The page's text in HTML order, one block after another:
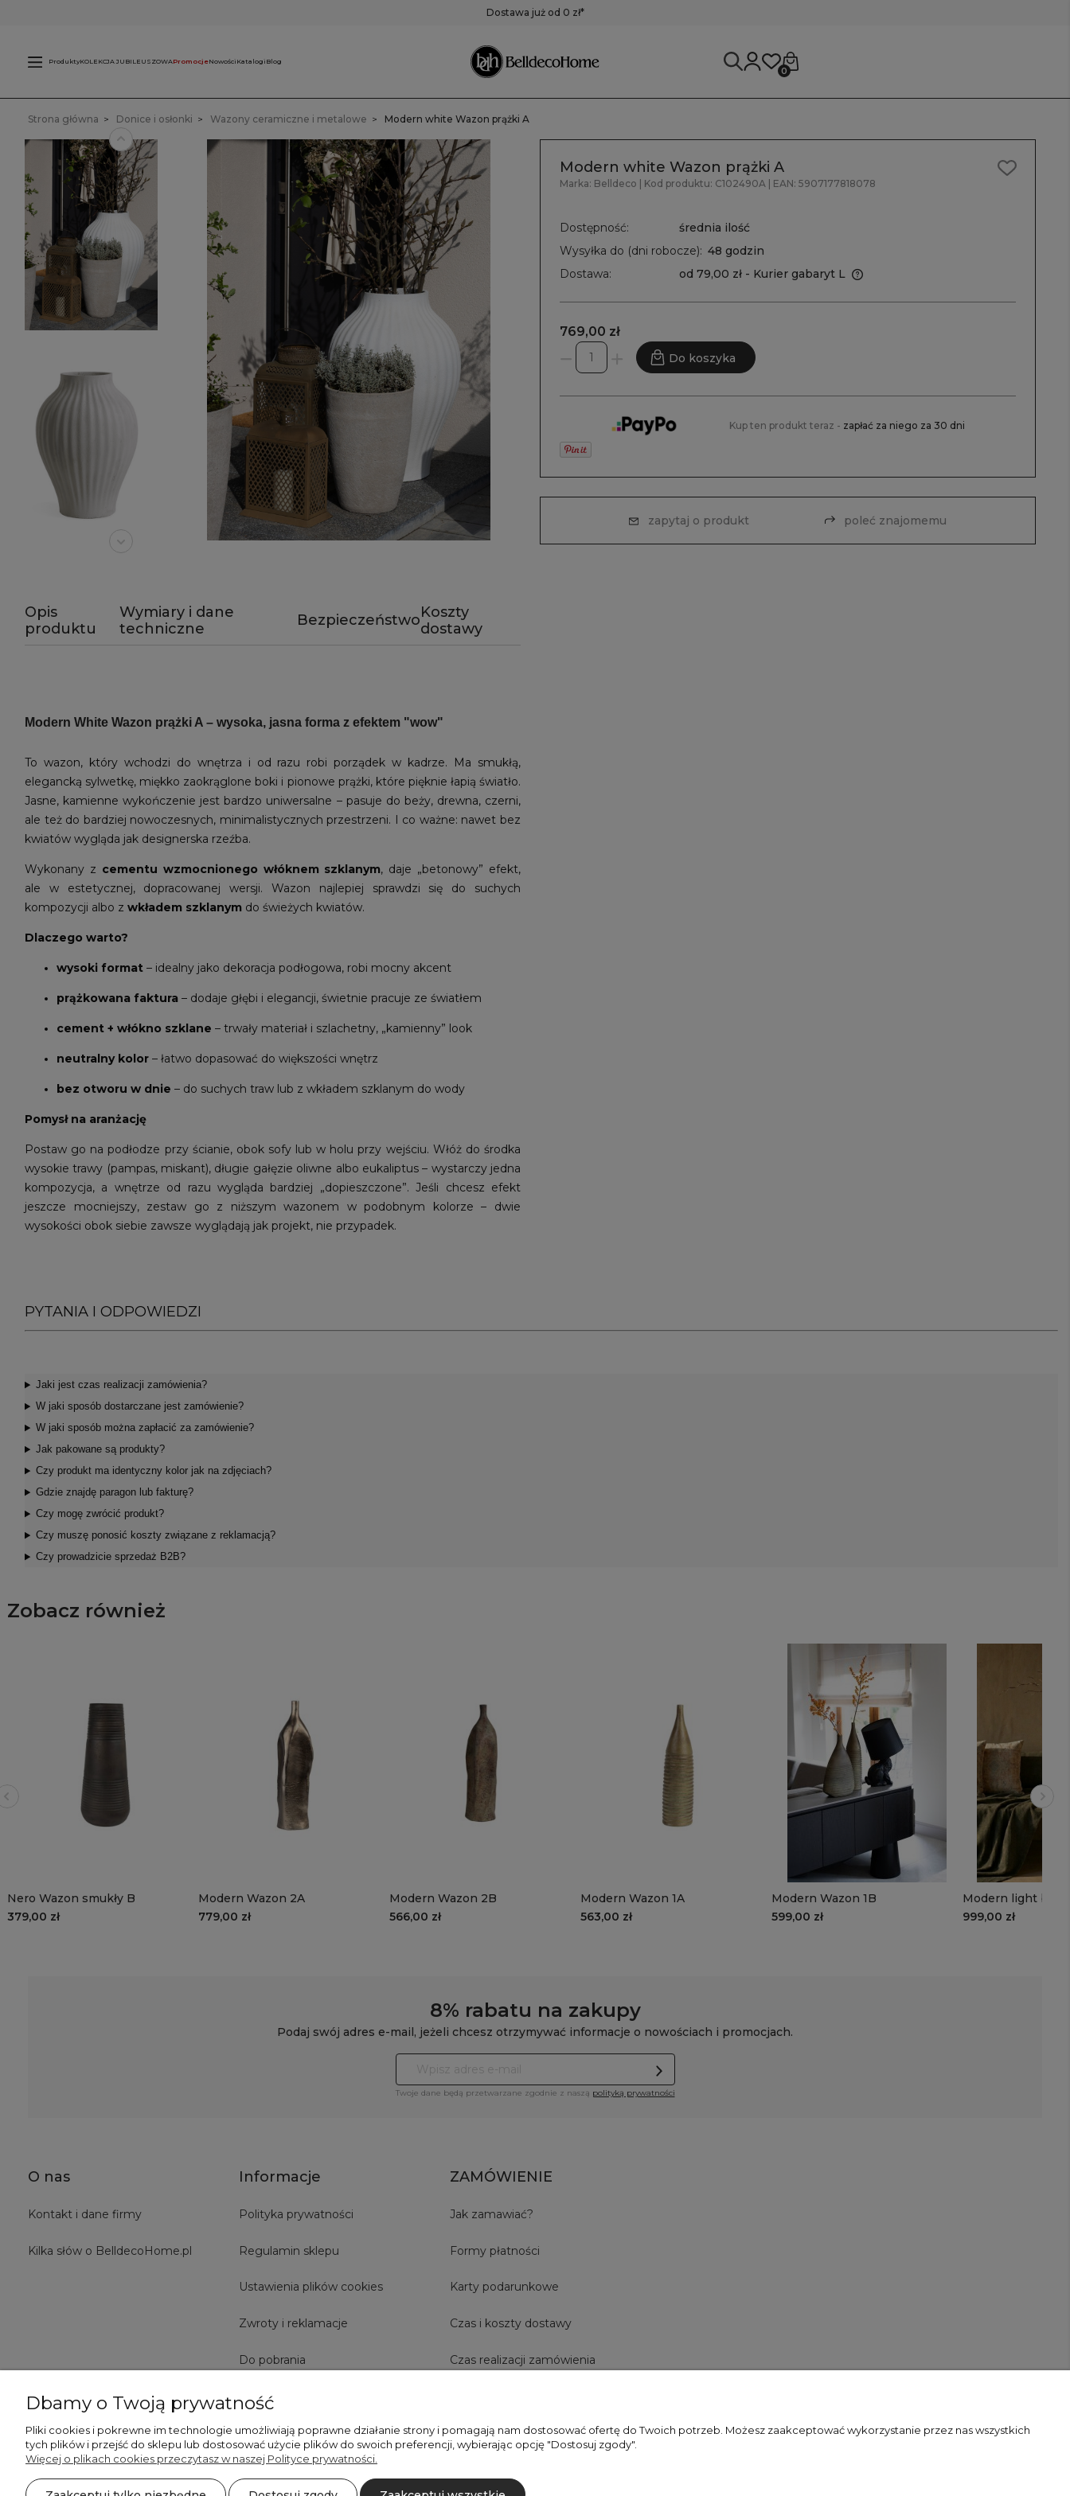
Dostawa już od 0 zł*
ProduktyKOLEKCJA JUBILEUSZOWA PromocjeNowości Katalogi Blog
0
pudełka, koszyki
Strona główna Donice i osłonki Wazony ceramiczne i metalowe Modern white Wazon prążki A
Opis
produktu
Wymiary i dane
techniczne
BezpieczeństwoKoszty
dostawy
Modern White Wazon prążki A – wysoka, jasna forma z efektem "wow"
To wazon, który wchodzi do wnętrza i od razu robi porządek w kadrze. Ma smukłą,
elegancką sylwetkę, miękko zaokrąglone boki i pionowe prążki, które pięknie łapią światło.
Jasne, kamienne wykończenie jest bardzo uniwersalne – pasuje do beży, drewna, czerni,
ale też do bardziej nowoczesnych, minimalistycznych przestrzeni. I co ważne: nawet bez
kwiatów wygląda jak designerska rzeźba.
Wykonany z cementu wzmocnionego włóknem szklanym, daje „betonowy” efekt,
ale w estetycznej, dopracowanej wersji. Wazon najlepiej sprawdzi się do suchych
kompozycji albo z wkładem szklanym do świeżych kwiatów.
Dlaczego warto?
wysoki format – idealny jako dekoracja podłogowa, robi mocny akcent
prążkowana faktura – dodaje głębi i elegancji, świetnie pracuje ze światłem
cement + włókno szklane – trwały materiał i szlachetny, „kamienny” look
neutralny kolor – łatwo dopasować do większości wnętrz
bez otworu w dnie – do suchych traw lub z wkładem szklanym do wody
Pomysł na aranżację
Postaw go na podłodze przy ścianie, obok sofy lub w holu przy wejściu. Włóż do środka
wysokie trawy (pampas, miskant), długie gałęzie oliwne albo eukaliptus – wystarczy jedna
kompozycja, a wnętrze od razu wygląda bardziej „dopieszczone”. Jeśli chcesz efekt
jeszcze mocniejszy, zestaw go z niższym wazonem w podobnym kolorze – dwie
wysokości obok siebie zawsze wyglądają jak projekt, nie przypadek.
Modern white Wazon prążki A
Marka: Belldeco | Kod produktu: C102490A | EAN: 5907177818078
Dostępność:
średnia ilość
Wysyłka do (dni robocze): 48 godzin
Dostawa:
od 79,00 zł - Kurier gabaryt L
769,00 zł
Do koszyka
Kup ten produkt teraz - zapłać za niego za 30 dni
zapytaj o produkt poleć znajomemu
PYTANIA I ODPOWIEDZI
Jaki jest czas realizacji zamówienia?
W jaki sposób dostarczane jest zamówienie?
W jaki sposób można zapłacić za zamówienie?
Jak pakowane są produkty?
Czy produkt ma identyczny kolor jak na zdjęciach?
Gdzie znajdę paragon lub fakturę?
Czy mogę zwrócić produkt?
Czy muszę ponosić koszty związane z reklamacją?
Czy prowadzicie sprzedaż B2B?
Zobacz również
Nero Wazon smukły B
379,00 zł
Modern Wazon 2A
779,00 zł
Modern Wazon 2B
566,00 zł
Modern Wazon 1A
563,00 zł
Modern Wazon 1B
599,00 zł
Modern light
999,00 zł
8% rabatu na zakupy
Podaj swój adres e-mail, jeżeli chcesz otrzymywać informacje o nowościach i promocjach.
Twoje dane będą przetwarzane zgodnie z naszą polityką prywatności
O nas
Kontakt i dane firmy
Kilka słów o BelldecoHome.pl
Informacje
Polityka prywatności
Regulamin sklepu
Ustawienia plików cookies
Zwroty i reklamacje
Do pobrania
ZAMÓWIENIE
Jak zamawiać?
Formy płatności
Karty podarunkowe
Czas i koszty dostawy
Czas realizacji zamówienia
+48606673390 sprzedaz@belldecohome.pl
Dbamy o Twoją prywatność
Pliki cookies i pokrewne im technologie umożliwiają poprawne działanie strony i pomagają nam dostosować ofertę do Twoich potrzeb. Możesz zaakceptować wykorzystanie przez nas wszystkich
tych plików i przejść do sklepu lub dostosować użycie plików do swoich preferencji, wybierając opcję "Dostosuj zgody".
Więcej o plikach cookies przeczytasz w naszej Polityce prywatności.